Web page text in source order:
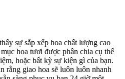
sự sắp xếp hoa chất lượng cao
hoa tươi được phân chia cụ thể
hoặc bất kỳ sự kiện gì của bạn.
rằng giao hoa sẽ luôn luôn nhanh